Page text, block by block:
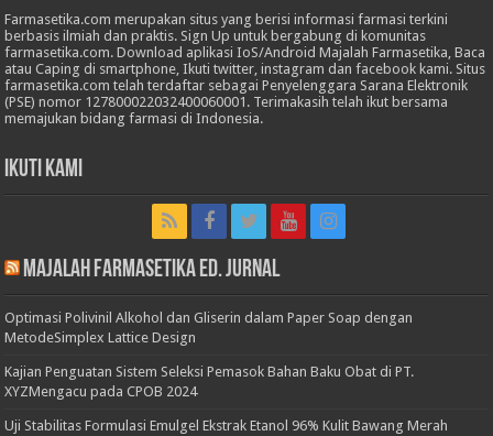
Farmasetika.com merupakan situs yang berisi informasi farmasi terkini
berbasis ilmiah dan praktis. Sign Up untuk bergabung di komunitas
farmasetika.com. Download aplikasi IoS/Android Majalah Farmasetika, Baca
atau Caping di smartphone, Ikuti twitter, instagram dan facebook kami. Situs
farmasetika.com telah terdaftar sebagai Penyelenggara Sarana Elektronik
(PSE) nomor 127800022032400060001. Terimakasih telah ikut bersama
memajukan bidang farmasi di Indonesia.
Ikuti Kami
Majalah Farmasetika Ed. Jurnal
Optimasi Polivinil Alkohol dan Gliserin dalam Paper Soap dengan
MetodeSimplex Lattice Design
Kajian Penguatan Sistem Seleksi Pemasok Bahan Baku Obat di PT.
XYZMengacu pada CPOB 2024
Uji Stabilitas Formulasi Emulgel Ekstrak Etanol 96% Kulit Bawang Merah